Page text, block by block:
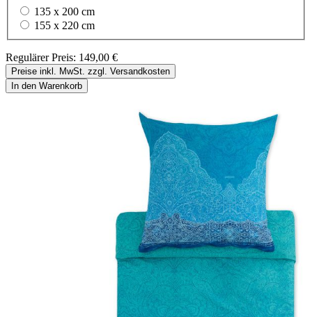
135 x 200 cm
155 x 220 cm
Regulärer Preis: 149,00 €
Preise inkl. MwSt. zzgl. Versandkosten
In den Warenkorb